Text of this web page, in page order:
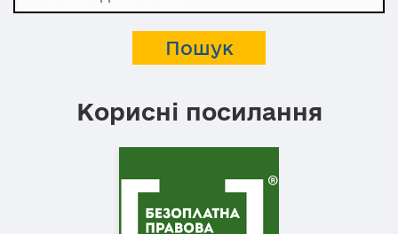
Корисні посилання